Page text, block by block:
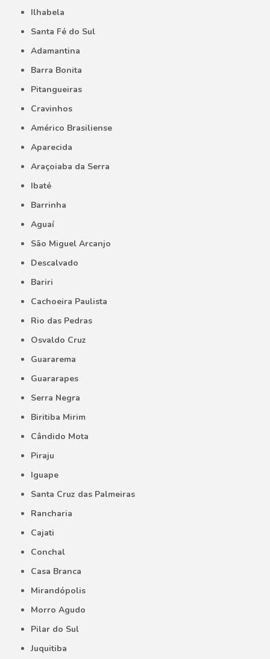
Ilhabela
Santa Fé do Sul
Adamantina
Barra Bonita
Pitangueiras
Cravinhos
Américo Brasiliense
Aparecida
Araçoiaba da Serra
Ibaté
Barrinha
Aguaí
São Miguel Arcanjo
Descalvado
Bariri
Cachoeira Paulista
Rio das Pedras
Osvaldo Cruz
Guararema
Guararapes
Serra Negra
Biritiba Mirim
Cândido Mota
Piraju
Iguape
Santa Cruz das Palmeiras
Rancharia
Cajati
Conchal
Casa Branca
Mirandópolis
Morro Agudo
Pilar do Sul
Juquitiba